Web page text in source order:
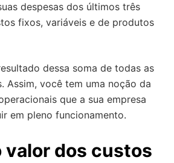
despesas dos últimos três
fixos, variáveis e de produtos
dessa soma de todas as
Assim, você tem uma noção da
que a sua empresa
em pleno funcionamento.
valor dos custos